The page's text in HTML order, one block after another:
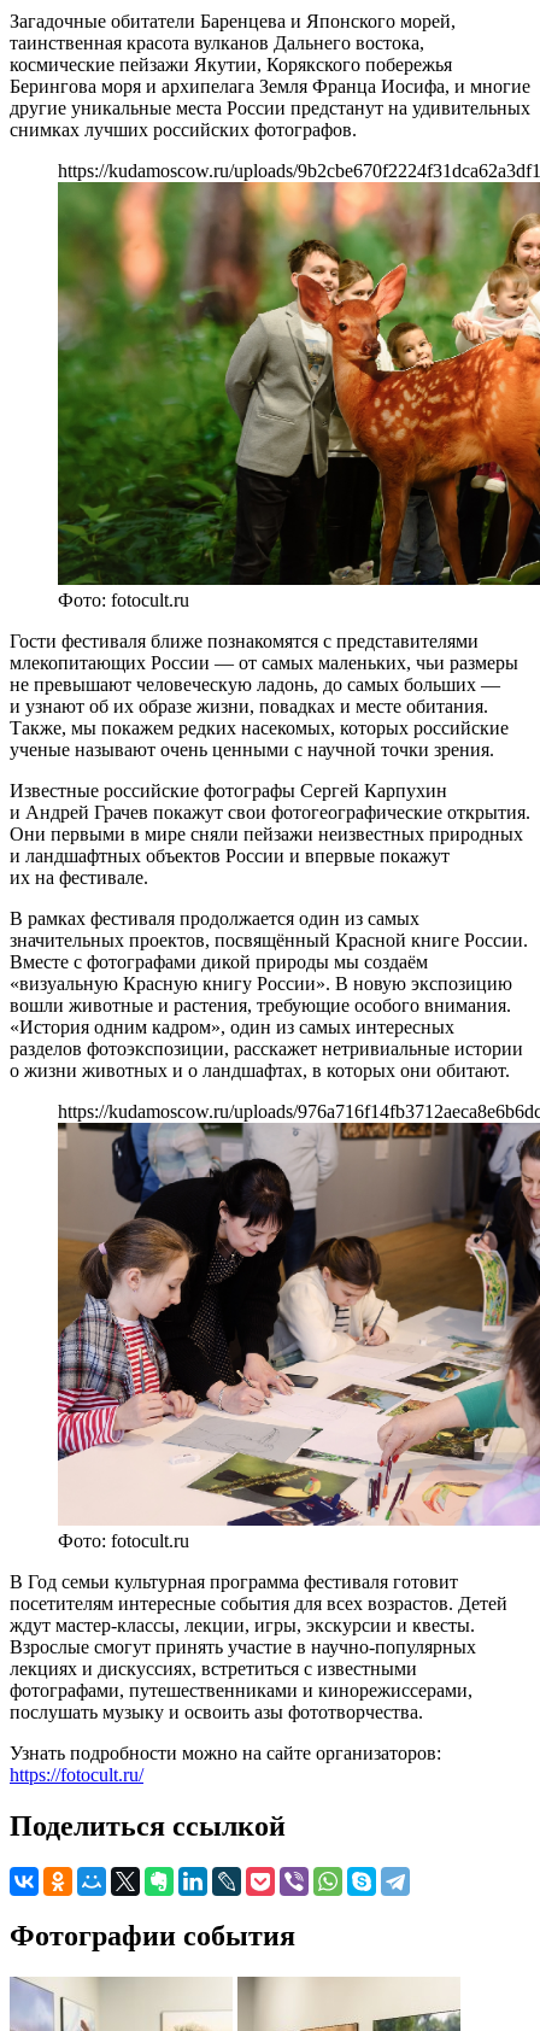
Загадочные обитатели Баренцева и Японского морей,
таинственная красота вулканов Дальнего востока,
космические пейзажи Якутии, Корякского побережья
Берингова моря и архипелага Земля Франца Иосифа, и многие
другие уникальные места России предстанут на удивительных
снимках лучших российских фотографов.
https://kudamoscow.ru/uploads/
Фото: fotocult.ru
Гости фестиваля ближе познакомятся с представителями
млекопитающих России — от самых маленьких, чьи размеры
не превышают человеческую ладонь, до самых больших —
и узнают об их образе жизни, повадках и месте обитания.
Также, мы покажем редких насекомых, которых российские
ученые называют очень ценными с научной точки зрения.
Известные российские фотографы Сергей Карпухин
и Андрей Грачев покажут свои фотогеографические открытия.
Они первыми в мире сняли пейзажи неизвестных природных
и ландшафтных объектов России и впервые покажут
их на фестивале.
В рамках фестиваля продолжается один из самых
значительных проектов, посвящённый Красной книге России.
Вместе с фотографами дикой природы мы создаём
«визуальную Красную книгу России». В новую экспозицию
вошли животные и растения, требующие особого внимания.
«История одним кадром», один из самых интересных
разделов фотоэкспозиции, расскажет нетривиальные истории
о жизни животных и о ландшафтах, в которых они обитают.
https://kudamoscow.ru/uploads/
Фото: fotocult.ru
В Год семьи культурная программа фестиваля готовит
посетителям интересные события для всех возрастов. Детей
ждут мастер-классы, лекции, игры, экскурсии и квесты.
Взрослые смогут принять участие в научно-популярных
лекциях и дискуссиях, встретиться с известными
фотографами, путешественниками и кинорежиссерами,
послушать музыку и освоить азы фототворчества.
Узнать подробности можно на сайте организаторов:
https://fotocult.ru/
Поделиться ссылкой
Фотографии события